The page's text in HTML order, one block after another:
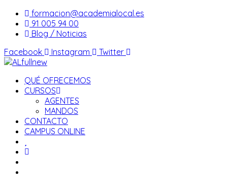
Saltar
contenido
formacion@academialocal.es
91 005 94 00
Blog / Noticias
Facebook
Instagram Twitter
QUÉ OFRECEMOS
CURSOS
AGENTES
MANDOS
CONTACTO
CAMPUS ONLINE